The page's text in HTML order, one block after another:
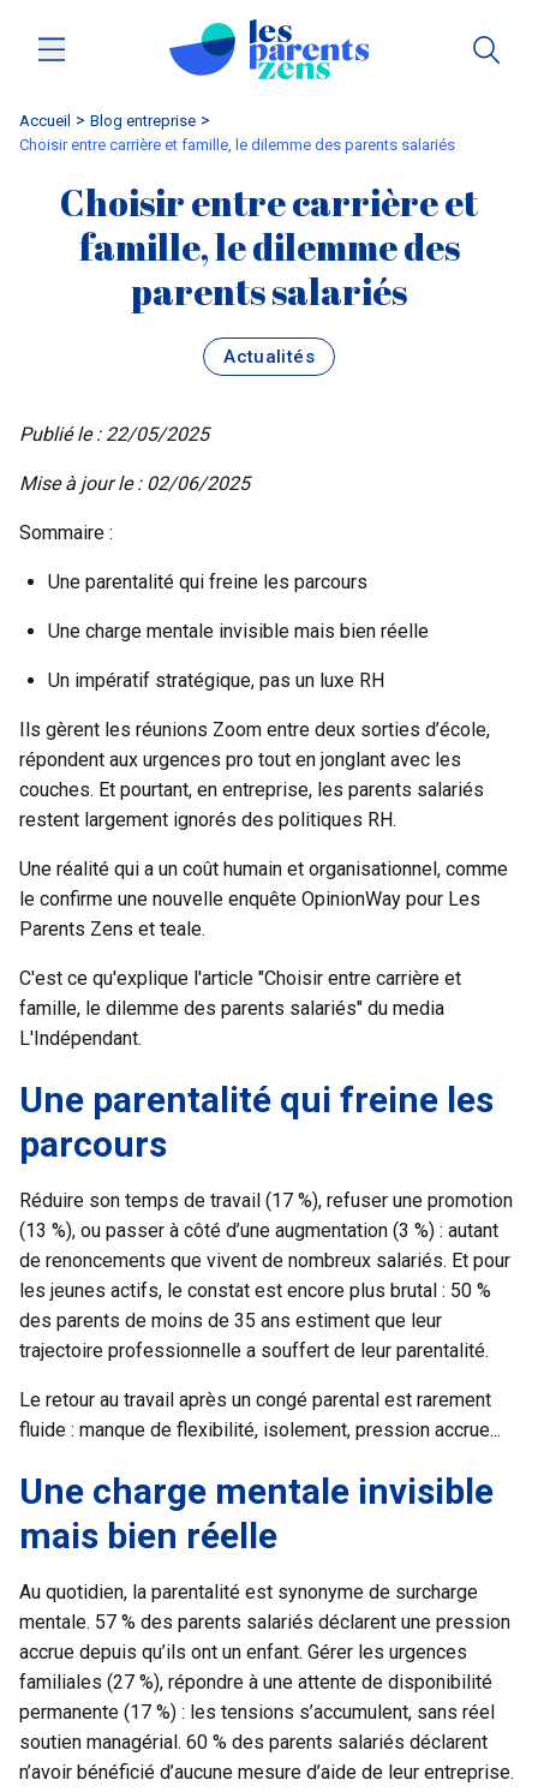
Accueil
blog entreprise
Choisir entre carrière et famille, le dilemme des parents salariés
Choisir entre carrière et
famille, le dilemme des
parents salariés
Actualités
Publié le : 22/05/2025
Mise à jour le : 02/06/2025
Sommaire :
Une parentalité qui freine les parcours
Une charge mentale invisible mais bien réelle
Un impératif stratégique, pas un luxe RH
Ils gèrent les réunions Zoom entre deux sorties d’école,
répondent aux urgences pro tout en jonglant avec les
couches. Et pourtant, en entreprise, les parents salariés
restent largement ignorés des politiques RH.
Une réalité qui a un coût humain et organisationnel, comme
le confirme une nouvelle enquête OpinionWay pour Les
Parents Zens et teale.
C'est ce qu'explique l'article "Choisir entre carrière et
famille, le dilemme des parents salariés" du media
L'Indépendant.
Une parentalité qui freine les
parcours
Réduire son temps de travail (17 %), refuser une promotion
(13 %), ou passer à côté d’une augmentation (3 %) : autant
de renoncements que vivent de nombreux salariés. Et pour
les jeunes actifs, le constat est encore plus brutal : 50 %
des parents de moins de 35 ans estiment que leur
trajectoire professionnelle a souffert de leur parentalité.
Le retour au travail après un congé parental est rarement
fluide : manque de flexibilité, isolement, pression accrue...
Une charge mentale invisible
mais bien réelle
Au quotidien, la parentalité est synonyme de surcharge
mentale. 57 % des parents salariés déclarent une pression
accrue depuis qu’ils ont un enfant. Gérer les urgences
familiales (27 %), répondre à une attente de disponibilité
permanente (17 %) : les tensions s’accumulent, sans réel
soutien managérial. 60 % des parents salariés déclarent
n’avoir bénéficié d’aucune mesure d’aide de leur entreprise.